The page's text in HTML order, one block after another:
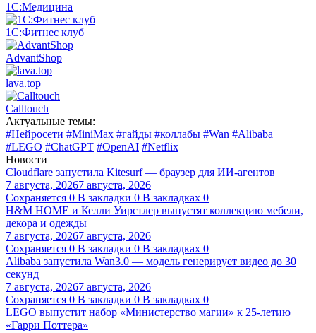
1С:Медицина
1С:Фитнес клуб
AdvantShop
lava.top
Calltouch
Актуальные темы:
#Нейросети #MiniMax #гайды #коллабы #Wan #Alibaba
#LEGO #ChatGPT #OpenAI #Netflix
Новости
Cloudflare запустила Kitesurf — браузер для ИИ-агентов
7 августа, 20267 августа, 2026
Сохраняется 0 В закладки 0 В закладках 0
H&M HOME и Келли Уирстлер выпустят коллекцию мебели,
декора и одежды
7 августа, 20267 августа, 2026
Сохраняется 0 В закладки 0 В закладках 0
Alibaba запустила Wan3.0 — модель генерирует видео до 30
секунд
7 августа, 20267 августа, 2026
Сохраняется 0 В закладки 0 В закладках 0
LEGO выпустит набор «Министерство магии» к 25-летию
«Гарри Поттера»